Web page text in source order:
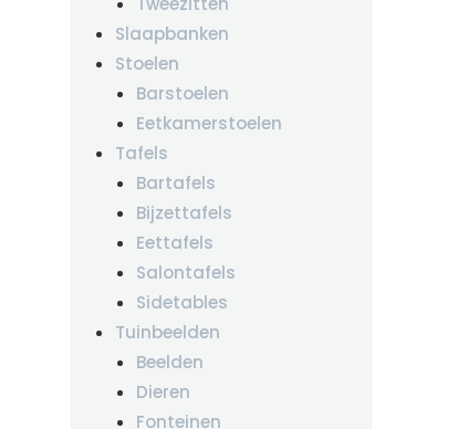
Slaapbanken
Stoelen
Barstoelen
Eetkamerstoelen
Tafels
Bartafels
Bijzettafels
Eettafels
Salontafels
Sidetables
Tuinbeelden
Beelden
Dieren
Fonteinen